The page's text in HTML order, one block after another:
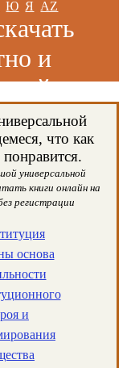
Ю Я AZ
и
что как
универсальной
книги онлайн на
регистрации
основа
и